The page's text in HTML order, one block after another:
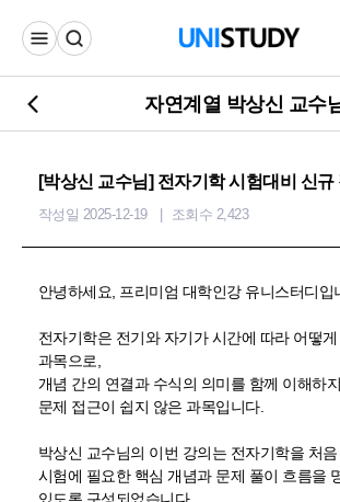
자연계열 박상신 교수
[박상신 교수님] 전자기학 시험대비 신규
작성일 2025-12-19 조회수 2,423
안녕하세요, 프리미엄 대학인강 유니스터디입
전자기학은 전기와 자기가 시간에 따라 어떻
과목으로,
개념 간의 연결과 수식의 의미를 함께 이해하
문제 접근이 쉽지 않은 과목입니다.
박상신 교수님의 이번 강의는 전자기학을 처
시험에 필요한 핵심 개념과 문제 풀이 흐름을